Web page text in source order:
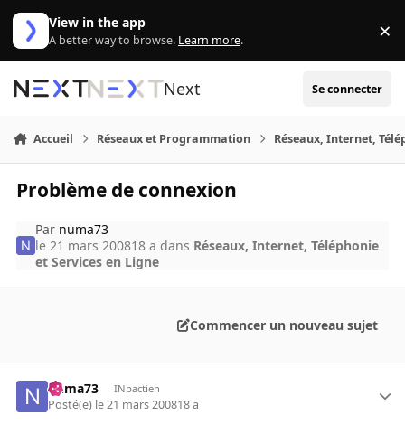
Aller au contenu
View in the app
A better way to browse. Learn more. ×
Next Se connecter
Accueil Réseaux et Programmation Réseaux, Internet,
Problème de connexion
Par numa73
le 21 mars 200818 a dans Réseaux, Internet, Téléphonie
et Services en Ligne
Commencer un nouveau sujet
numa73 INpactien
Posté(e) le 21 mars 200818 a